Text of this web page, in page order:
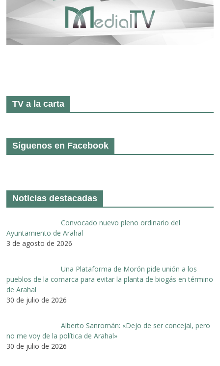
TV a la carta
Síguenos en Facebook
Noticias destacadas
Convocado nuevo pleno ordinario del
Ayuntamiento de Arahal
3 de agosto de 2026
Una Plataforma de Morón pide unión a los
pueblos de la comarca para evitar la planta de biogás en término
de Arahal
30 de julio de 2026
Alberto Sanromán: «Dejo de ser concejal, pero
no me voy de la política de Arahal»
30 de julio de 2026